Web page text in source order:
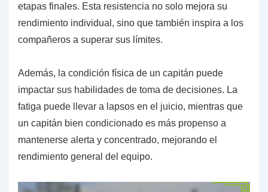
etapas finales. Esta resistencia no solo mejora su
rendimiento individual, sino que también inspira a los
compañeros a superar sus límites.
Además, la condición física de un capitán puede
impactar sus habilidades de toma de decisiones. La
fatiga puede llevar a lapsos en el juicio, mientras que
un capitán bien condicionado es más propenso a
mantenerse alerta y concentrado, mejorando el
rendimiento general del equipo.